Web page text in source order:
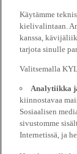
Käytämme
kielivalintaan.
kanssa,
tarjota sinulle
Valitsemalla
Analytiikka
kiinnostavaa
Sosiaalisen
sivustomme
Internetissä, ja